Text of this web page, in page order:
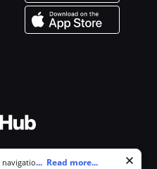
and personalize
... Read more...